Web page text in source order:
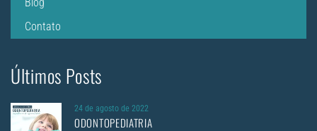
Contato
Últimos Posts
24 de agosto de 2022
ODONTOPEDIATRIA